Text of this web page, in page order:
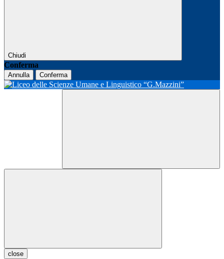
Chiudi
Conferma
Annulla Conferma
close